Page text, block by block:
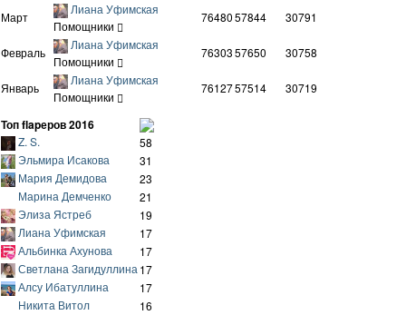
Март
Лиана Уфимская
Помощники
7648057844 30791
Февраль
Лиана Уфимская
Помощники
7630357650 30758
Январь
Лиана Уфимская
Помощники
7612757514 30719
Топ flapеров 2016
Z. S.
58
Эльмира Исакова
31
Мария Демидова
23
Марина Демченко
21
Элиза Ястреб
19
Лиана Уфимская
17
Альбинка Ахунова
17
Светлана Загидуллина 17
Алсу Ибатуллина
17
Никита Витол
16